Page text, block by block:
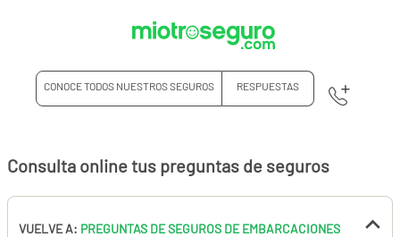
CONOCE TODOS NUESTROS SEGUROS RESPUESTAS
Consulta online tus preguntas de seguros
VUELVE A: PREGUNTAS DE SEGUROS DE EMBARCACIONES